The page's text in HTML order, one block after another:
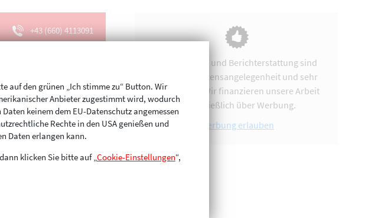
+43 (660) 4113091
Menu
Vereinsarbeit und Berichterstattung sind
uns eine Herzensangelegenheit und sehr
zeitintensiv. Wir finanzieren unsere Arbeit
ausschließlich über Werbung.
Werbung erlauben
auf den grünen „Ich stimme zu“ Button. Wir
Anbieter zugestimmt wird, wodurch
keinem dem EU-Datenschutz angemessen
Rechte in den USA genießen und
Daten erlangen kann.
klicken Sie bitte auf „Cookie-Einstellungen“,